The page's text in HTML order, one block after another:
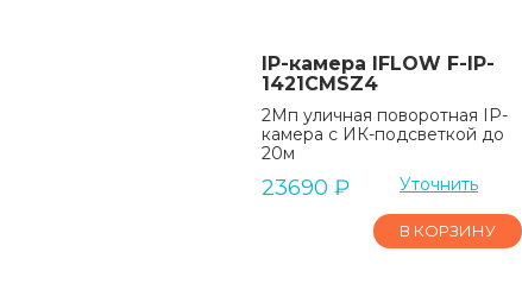
IP-камера IFLOW F-IP-
1421CMSZ4
2Мп уличная поворотная IP-
камера c ИК-подсветкой до
20м
23690 ₽ Уточнить
В КОРЗИНУ